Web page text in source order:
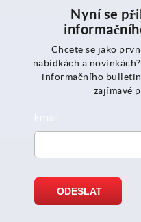
Nyní se
Chcete se jako
nabídkách a
informačního
zajímavé